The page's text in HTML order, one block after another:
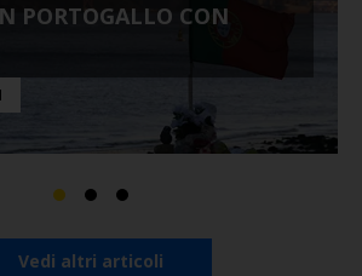
PORTOGALLO CON
Vedi altri articoli